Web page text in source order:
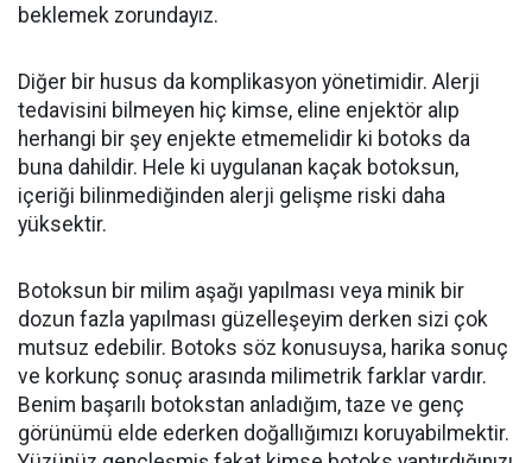
beklemek zorundayız.
Diğer bir husus da komplikasyon yönetimidir. Alerji
tedavisini bilmeyen hiç kimse, eline enjektör alıp
herhangi bir şey enjekte etmemelidir ki botoks da
buna dahildir. Hele ki uygulanan kaçak botoksun,
içeriği bilinmediğinden alerji gelişme riski daha
yüksektir.
Botoksun bir milim aşağı yapılması veya minik bir
dozun fazla yapılması güzelleşeyim derken sizi çok
mutsuz edebilir. Botoks söz konusuysa, harika sonuç
ve korkunç sonuç arasında milimetrik farklar vardır.
Benim başarılı botokstan anladığım, taze ve genç
görünümü elde ederken doğallığımızı koruyabilmektir.